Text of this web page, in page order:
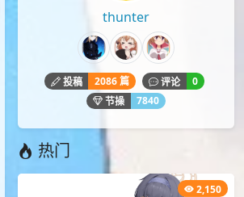
thunter
投稿 2086 篇 评论
0
节操
7840
热门
2,150